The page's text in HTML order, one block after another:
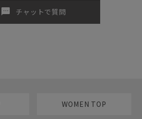
sms チャットで質問
WOMEN TOP